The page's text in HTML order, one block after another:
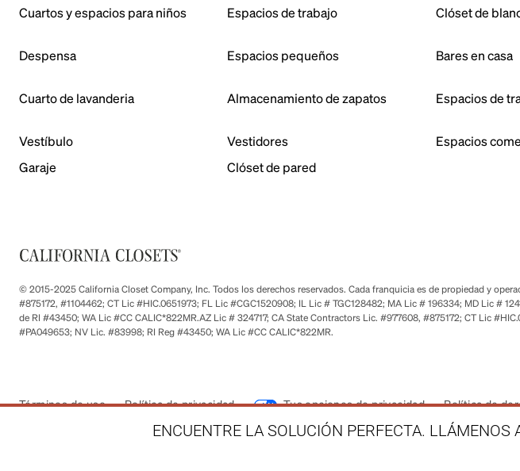
ENCUENTRE LA SOLUCIÓN PERFECTA. LLÁMENOS
Cuartos y espacios para niños
Espacios de trabajo Clóset de
Despensa
Espacios pequeños Bares en casa
Cuarto de lavanderia Almacenamiento de zapatos Espacios de
Vestíbulo Vestidores Espacios
Garaje
Clóset de pared
© 2015-2025 California Closet Company, Inc. Todos los derechos reservados. Cada franquicia es de propiedad y
#875172, #1104462; CT Lic #HIC.0651973; FL Lic #CGC1520908; IL Lic # TGC128482; MA Lic # 196334; MD Lic #
de RI #43450; WA Lic #CC CALIC*822MR.AZ Lic # 324717; CA State Contractors Lic. #977608, #875172; CT Lic
#PA049653; NV Lic. #83998; RI Reg #43450; WA Lic #CC CALIC*822MR.
Términos de uso Política de privacidad Tus opciones de privacidad Política de